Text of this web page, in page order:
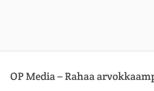
OP Media – Rahaa